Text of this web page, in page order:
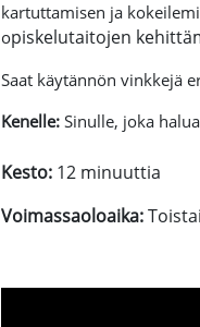
kartuttamisen ja
opiskelutaitojen
Saat käytännön vinkkejä
Kenelle: Sinulle, joka
Kesto: 12 minuuttia
Voimassaoloaika: